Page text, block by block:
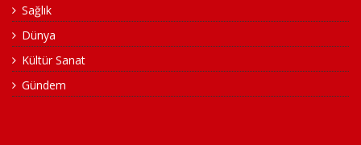
Sağlık
Dünya
Kültür Sanat
Gündem